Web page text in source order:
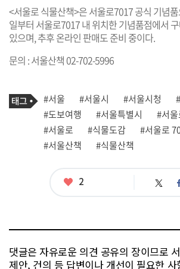
<서울로 식물산책>은 서울로7017 공식 기념
일부터 서울로7017 내 위치한 기념품점에서
있으며, 추후 온라인 판매도 준비 중이다.
문의 : 서울산책 02-702-5996
기
사
관
련
태
그
태
그
#서울 #서울시 #서울시청
#도보여행
#서울특별시
#서
#서울로
#식물도감
#서울로
#서울산책
#식물산책
좋
2 트
댓글은 자유로운 의견 공유의 장이므로
제안, 건의 등 답변이나 개선이 필요한